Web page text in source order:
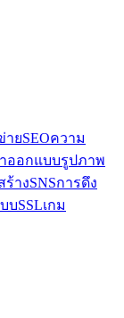
ายSEOความ
ออกแบบรูปภาพ
ร้างSNSการดึง
บSSLเกม